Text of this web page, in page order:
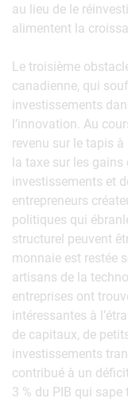
au lieu de le
alimentent la
Le troisième
canadienne, qui
investissements
l’innovation. Au
revenu sur le tapis
la taxe sur les
investissements et
entrepreneurs
politiques qui
structurel peuvent
monnaie est restée
artisans de la
entreprises ont
intéressantes à
de capitaux, de
investissements
contribué à un
3 % du PIB qui